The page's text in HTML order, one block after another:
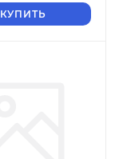
КУПИТЬ